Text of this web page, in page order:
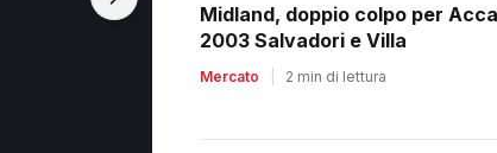
Midland, doppio colpo per
2003 Salvadori e Villa
Mercato 2 min di lettura